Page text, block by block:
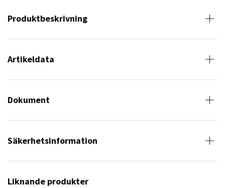
Produktbeskrivning
Artikeldata
Dokument
Säkerhetsinformation
Liknande produkter